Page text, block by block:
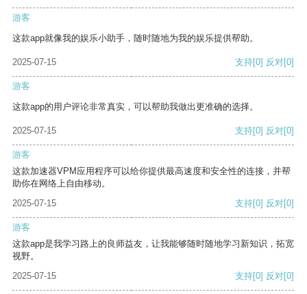
游客
这款app就像我的娱乐小助手，随时随地为我的娱乐提供帮助。
2025-07-15 支持[0] 反对[0]
游客
这款app的用户评论非常真实，可以帮助我做出更准确的选择。
2025-07-15 支持[0] 反对[0]
游客
这款加速器VPM应用程序可以给你提供最高速度和安全性的连接，并帮
助你在网络上自由移动。
2025-07-15
支持[0] 反对[0]
游客
这款app是我学习路上的良师益友，让我能够随时随地学习新知识，拓宽
视野。
2025-07-15
支持[0] 反对[0]